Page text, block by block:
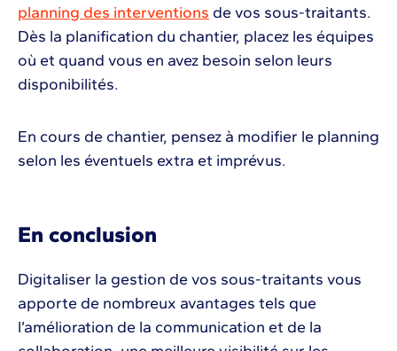
planning des interventions de vos sous-traitants.
Dès la planification du chantier, placez les équipes
où et quand vous en avez besoin selon leurs
disponibilités.
En cours de chantier, pensez à modifier le planning
selon les éventuels extra et imprévus.
En conclusion
Digitaliser la gestion de vos sous-traitants vous
apporte de nombreux avantages tels que
l’amélioration de la communication et de la